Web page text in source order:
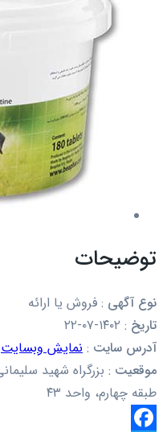
توضیحات
نوع آگهی : فروش یا ارائه
تاریخ :
آدرس سایت : نمایش وبسایت
موقعیت :
طبقه چهارم، واحد ۴۳